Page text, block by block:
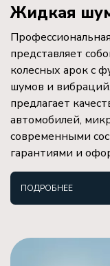
Жидкая
представляет
колесных арок с
шумов и
предлагает
автомобилей,
современными
гарантиями и
ПОДРОБНЕЕ